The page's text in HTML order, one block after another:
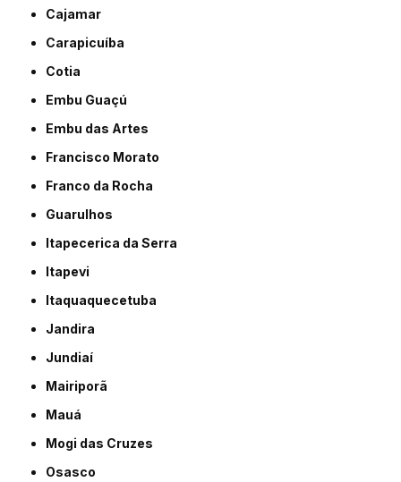
Cajamar
Carapicuíba
Cotia
Embu Guaçú
Embu das Artes
Francisco Morato
Franco da Rocha
Guarulhos
Itapecerica da Serra
Itapevi
Itaquaquecetuba
Jandira
Jundiaí
Mairiporã
Mauá
Mogi das Cruzes
Osasco